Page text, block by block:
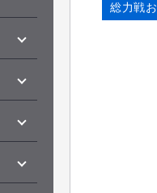
総力戦